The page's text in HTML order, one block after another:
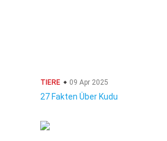
TIERE 09 Apr 2025
27 Fakten Über Kudu